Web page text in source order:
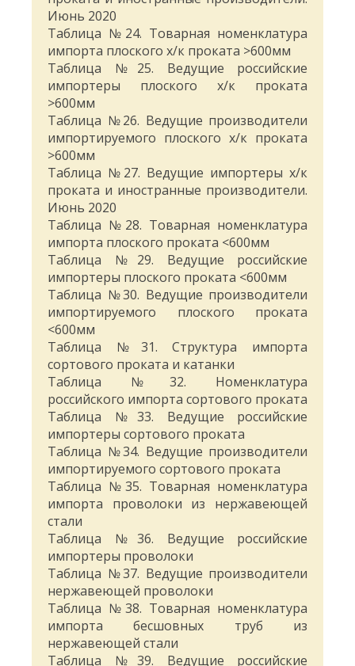
Июнь 2020
Таблица №24. Товарная номенклатура
импорта плоского х/к проката >600мм
Таблица №25. Ведущие российские
импортеры плоского х/к проката
>600мм
Таблица №26. Ведущие производители
импортируемого плоского х/к проката
>600мм
Таблица №27. Ведущие импортеры х/к
проката и иностранные производители.
Июнь 2020
Таблица №28. Товарная номенклатура
импорта плоского проката <600мм
Таблица №29. Ведущие российские
импортеры плоского проката <600мм
Таблица №30. Ведущие производители
импортируемого плоского проката
<600мм
Таблица №31. Структура импорта
сортового проката и катанки
Таблица №32. Номенклатура
российского импорта сортового проката
Таблица №33. Ведущие российские
импортеры сортового проката
Таблица №34. Ведущие производители
импортируемого сортового проката
Таблица №35. Товарная номенклатура
импорта проволоки из нержавеющей
стали
Таблица №36. Ведущие российские
импортеры проволоки
Таблица №37. Ведущие производители
нержавеющей проволоки
Таблица №38. Товарная номенклатура
импорта бесшовных труб из
нержавеющей стали
Таблица №39. Ведущие российские